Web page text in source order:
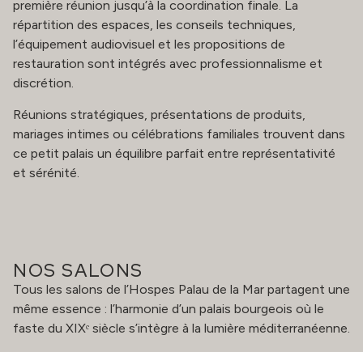
première réunion jusqu’à la coordination finale. La
répartition des espaces, les conseils techniques,
l’équipement audiovisuel et les propositions de
restauration sont intégrés avec professionnalisme et
discrétion.
Réunions stratégiques, présentations de produits,
mariages intimes ou célébrations familiales trouvent dans
ce petit palais un équilibre parfait entre représentativité
et sérénité.
NOS SALONS
Tous les salons de l’Hospes Palau de la Mar partagent une
même essence : l’harmonie d’un palais bourgeois où le
faste du XIXᵉ siècle s’intègre à la lumière méditerranéenne.